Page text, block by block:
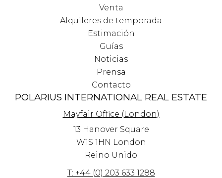
Venta
Alquileres de temporada
Estimación
Guías
Noticias
Prensa
Contacto
POLARIUS INTERNATIONAL REAL ESTATE
Mayfair Office (London)
13 Hanover Square
W1S 1HN London
Reino Unido
T: +44 (0) 203 633 1288